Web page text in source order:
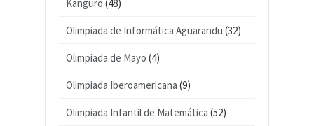
Kanguro (48)
Olimpiada de Informática Aguarandu (32)
Olimpiada de Mayo (4)
Olimpiada Iberoamericana (9)
Olimpiada Infantil de Matemática (52)